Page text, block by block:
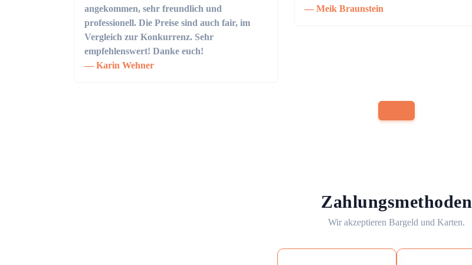
angekommen, sehr freundlich und
professionell. Die Preise sind auch fair, im
Vergleich zur Konkurrenz. Sehr
empfehlenswert! Danke euch!
Karin Wehner
Meik Braunstein
Zahlungsmethoden
Wir akzeptieren Bargeld und Karten.